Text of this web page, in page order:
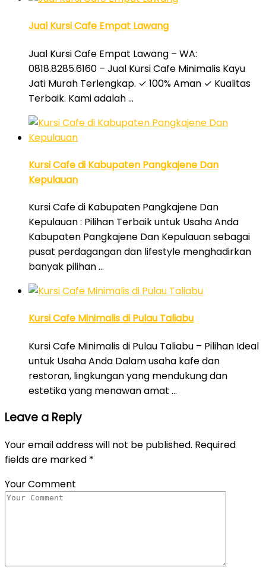
Jual Kursi Cafe Empat Lawang
Jual Kursi Cafe Empat Lawang – WA:
0818.8285.6160 – Jual Kursi Cafe Minimalis Kayu
Jati Murah Terlengkap. ✓ 100% Aman ✓ Kualitas
Terbaik. Kami adalah …
Kursi Cafe di Kabupaten Pangkajene Dan
Kepulauan
Kursi Cafe di Kabupaten Pangkajene Dan
Kepulauan : Pilihan Terbaik untuk Usaha Anda
Kabupaten Pangkajene Dan Kepulauan sebagai
pusat perdagangan dan lifestyle menghadirkan
banyak pilihan …
Kursi Cafe Minimalis di Pulau Taliabu
Kursi Cafe Minimalis di Pulau Taliabu – Pilihan Ideal
untuk Usaha Anda Dalam usaha kafe dan
restoran, lingkungan yang mendukung dan
estetika yang menawan amat …
Leave a Reply
Your email address will not be published. Required
fields are marked *
Your Comment